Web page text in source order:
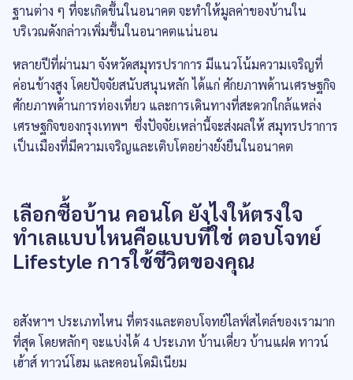
ฐานต่าง ๆ ที่จะเกิดขึ้นในอนาคต จะทำให้มูลค่าของบ้านใน
บริเวณดังกล่าวเพิ่มขึ้นในอนาคตแน่นอน
หลายปีที่ผ่านมา จังหวัดสมุทรปราการ มีแนวโน้มความเจริญที่
ค่อนข้างสูง โดยปัจจัยสนับสนุนหลัก ได้แก่ ศักยภาพด้านเศรษฐกิจ
ศักยภาพด้านการท่องเที่ยว และการเดินทางที่สะดวกใกล้แหล่ง
เศรษฐกิจของกรุงเทพฯ ซึ่งปัจจัยเหล่านี้จะส่งผลให้ สมุทรปราการ
เป็นเมืองที่มีความเจริญและเติบโตอย่างยั่งยืนในอนาคต
เลือกซื้อบ้าน คอนโด ยังไงให้ตรงใจ
ทำเลแบบไหนคือแบบที่ใช่ ตอบโจทย์
Lifestyle การใช้ชีวิตของคุณ
อสังหาฯ ประเภทไหน ที่ตรงและตอบโจทย์ไลฟ์สไตล์ของเรามาก
ที่สุด โดยหลักๆ จะแบ่งได้ 4 ประเภท บ้านเดี่ยว บ้านแฝด ทาวน์
เฮ้าส์ ทาวน์โฮม และคอนโดมิเนียม